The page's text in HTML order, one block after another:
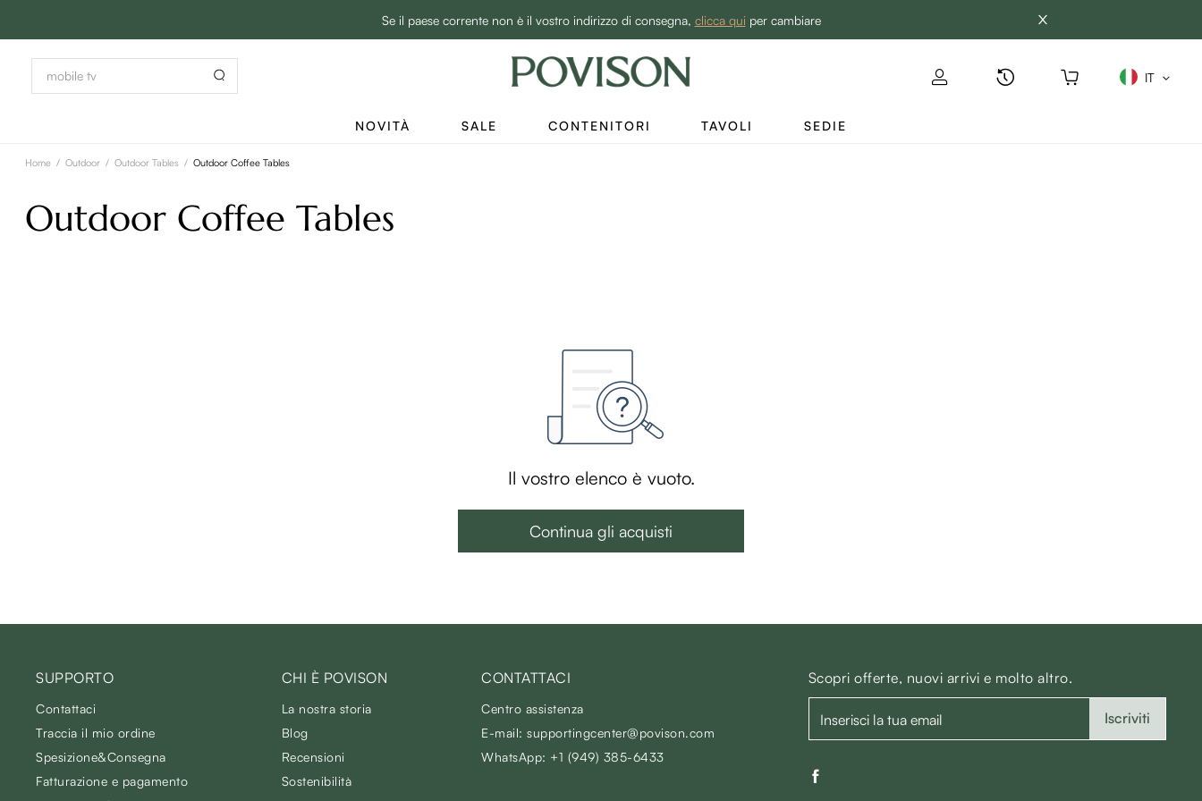
Se il paese corrente non è il vostro indirizzo di consegna, clicca qui per cambiare
BEST SALE -20% | Acquista ora→
IT
NOVITÀ SALE CONTENITORI TAVOLI SEDIE
Home / Outdoor / Outdoor Tables / Outdoor Coffee Tables
Outdoor Coffee Tables
Il vostro elenco è vuoto.
Continua gli acquisti
SUPPORTO
Contattaci
Traccia il mio ordine
Spesizione&Consegna
Fatturazione e pagamento
CHI È POVISON
La nostra storia
Blog
Recensioni
Sostenibilità
CONTATTACI
Centro assistenza
E-mail: supportingcenter@povison.com
WhatsApp: +1 (949) 385-6433
Scopri offerte, nuovi arrivi e molto altro.
Iscriviti